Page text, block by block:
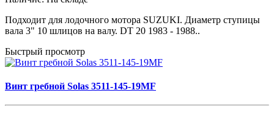
Подходит для лодочного мотора SUZUKI. Диаметр ступицы
вала 3" 10 шлицов на валу. DT 20 1983 - 1988..
Быстрый просмотр
Винт гребной Solas 3511-145-19MF